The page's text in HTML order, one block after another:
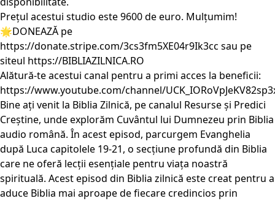
Prețul acestui studio este 9600 de euro. Mulțumim!
🌟DONEAZĂ pe
https://donate.stripe.com/3cs3fm5XE04r9Ik3cc sau pe
siteul https://BIBLIAZILNICA.RO
Alătură-te acestui canal pentru a primi acces la beneficii:
https://www.youtube.com/channel/
Bine ați venit la Biblia Zilnică, pe canalul Resurse și Predici
Creștine, unde explorăm Cuvântul lui Dumnezeu prin Biblia
audio română. În acest episod, parcurgem Evanghelia
după Luca capitolele 19-21, o secțiune profundă din Biblia
care ne oferă lecții esențiale pentru viața noastră
spirituală. Acest episod din Biblia zilnică este creat pentru a
aduce Biblia mai aproape de fiecare credincios prin